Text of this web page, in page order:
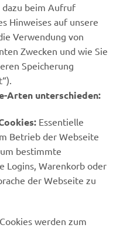
beim Aufruf
Hinweises auf unsere
Verwendung von
Zwecken und wie Sie
Speicherung
Arten unterschieden:
Essentielle
Betrieb der Webseite
bestimmte
Logins, Warenkorb oder
der Webseite zu
werden zum